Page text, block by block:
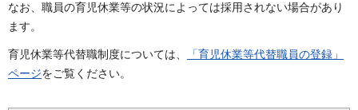
なお、職員の育児休業等の状況によっては採用されない場合があり
ます。
育児休業等代替職制度については、
「育児休業等代替職員の登録」
ページをご覧ください。